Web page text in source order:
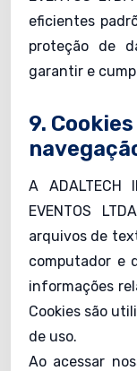
eficientes
proteção de
garantir e
9.
A ADALTECH
EVENTOS
arquivos de
computador e
informações
Cookies são
de uso.
Ao acessar